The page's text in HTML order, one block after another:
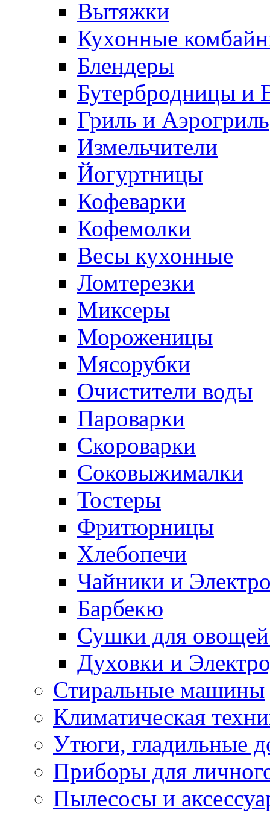
Вытяжки
Кухонные
Блендеры
Бутербродницы и
Гриль и Аэрогриль
Измельчители
Йогуртницы
Кофеварки
Кофемолки
Весы кухонные
Ломтерезки
Миксеры
Мороженицы
Мясорубки
Очистители воды
Пароварки
Скороварки
Соковыжималки
Тостеры
Фритюрницы
Хлебопечи
Чайники и
Барбекю
Сушки для
Духовки и
Стиральные машины
Климатическая
Утюги, гладильные
Приборы для
Пылесосы и